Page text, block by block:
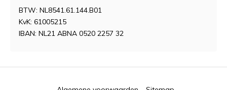
BTW: NL8541.61.144.B01
KvK: 61005215
IBAN: NL21 ABNA 0520 2257 32